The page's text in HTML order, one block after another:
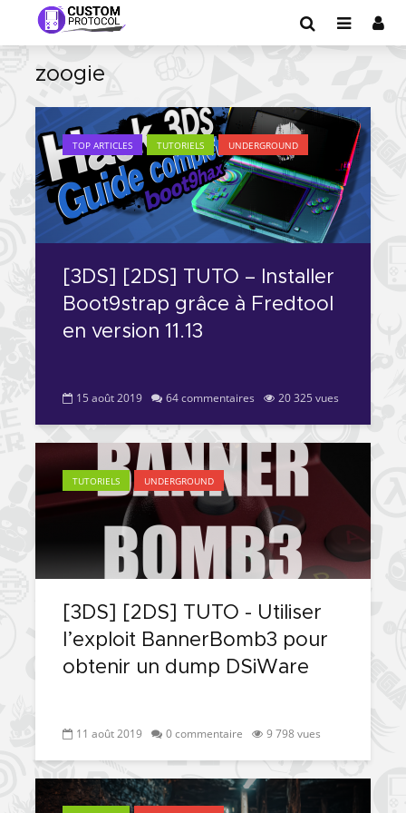
zoogie
TOP ARTICLES TUTORIELS UNDERGROUND
[3DS] [2DS] TUTO – Installer
Boot9strap grâce à Fredtool
en version 11.13
15 août 2019 64 commentaires 20 325 vues
TUTORIELS UNDERGROUND
[3DS] [2DS] TUTO - Utiliser
l’exploit BannerBomb3 pour
obtenir un dump DSiWare
11 août 2019 0 commentaire 9 798 vues